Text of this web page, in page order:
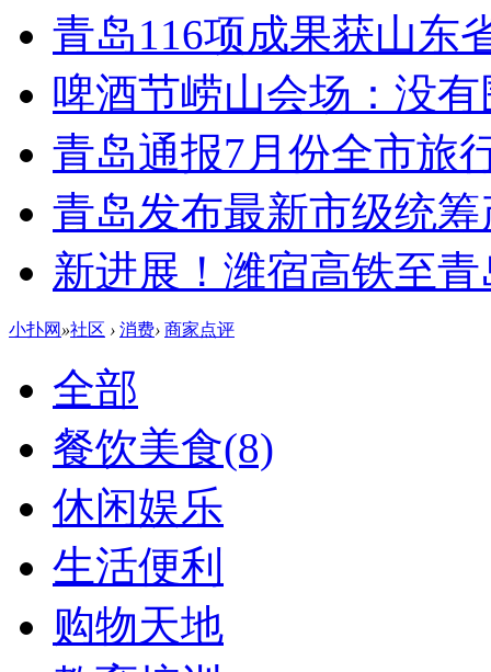
青岛116项成果获山东
啤酒节崂山会场：没有
青岛通报7月份全市旅
青岛发布最新市级统
新进展！潍宿高铁至
小扑网 »社区 › 消费› 商家点评
全部
餐饮美食(8)
休闲娱乐
生活便利
购物天地